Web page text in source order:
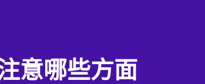
意哪些方面